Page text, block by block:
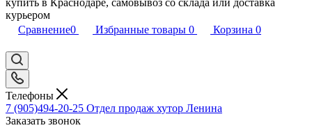
купить в Краснодаре, самовывоз со склада или доставка
курьером
Сравнение0 Избранные товары 0 Корзина 0
Телефоны
7 (905)494-20-25 Отдел продаж хутор Ленина
Заказать звонок